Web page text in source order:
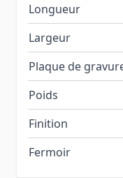
Longueur
Largeur
Plaque de
Poids
Finition
Fermoir